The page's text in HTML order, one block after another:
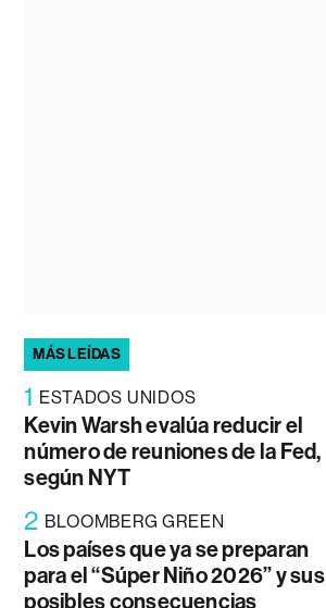
MÁS LEÍDAS
1 ESTADOS UNIDOS
Kevin Warsh evalúa reducir el
número de reuniones de la Fed,
según NYT
2 BLOOMBERG GREEN
Los países que ya se preparan
para el “Súper Niño 2026” y sus
posibles consecuencias